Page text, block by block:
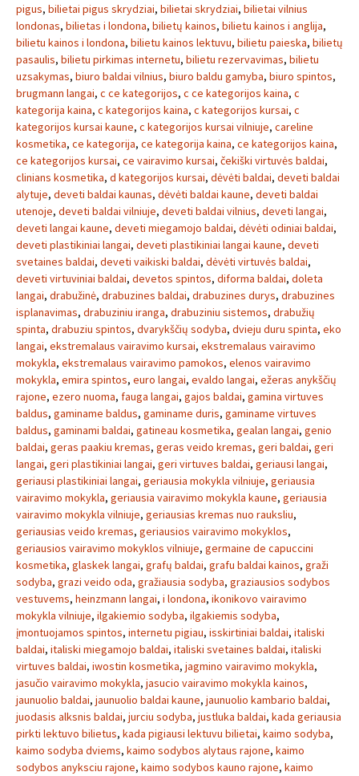
pigus, bilietai pigus skrydziai, bilietai skrydziai, bilietai vilnius
londonas, bilietas i londona, bilietų kainos, bilietu kainos i anglija,
bilietu kainos i londona, bilietu kainos lektuvu, bilietu paieska, bilietų
pasaulis, bilietu pirkimas internetu, bilietu rezervavimas, bilietu
uzsakymas, biuro baldai vilnius, biuro baldu gamyba, biuro spintos,
brugmann langai, c ce kategorijos, c ce kategorijos kaina, c
kategorija kaina, c kategorijos kaina, c kategorijos kursai, c
kategorijos kursai kaune, c kategorijos kursai vilniuje, careline
kosmetika, ce kategorija, ce kategorija kaina, ce kategorijos kaina,
ce kategorijos kursai, ce vairavimo kursai, čekiški virtuvės baldai,
clinians kosmetika, d kategorijos kursai, dėvėti baldai, deveti baldai
alytuje, deveti baldai kaunas, dėvėti baldai kaune, deveti baldai
utenoje, deveti baldai vilniuje, deveti baldai vilnius, deveti langai,
deveti langai kaune, deveti miegamojo baldai, dėvėti odiniai baldai,
deveti plastikiniai langai, deveti plastikiniai langai kaune, deveti
svetaines baldai, deveti vaikiski baldai, dėvėti virtuvės baldai,
deveti virtuviniai baldai, devetos spintos, diforma baldai, doleta
langai, drabužinė, drabuzines baldai, drabuzines durys, drabuzines
isplanavimas, drabuziniu iranga, drabuziniu sistemos, drabužių
spinta, drabuziu spintos, dvarykščių sodyba, dvieju duru spinta, eko
langai, ekstremalaus vairavimo kursai, ekstremalaus vairavimo
mokykla, ekstremalaus vairavimo pamokos, elenos vairavimo
mokykla, emira spintos, euro langai, evaldo langai, ežeras anykščių
rajone, ezero nuoma, fauga langai, gajos baldai, gamina virtuves
baldus, gaminame baldus, gaminame duris, gaminame virtuves
baldus, gaminami baldai, gatineau kosmetika, gealan langai, genio
baldai, geras paakiu kremas, geras veido kremas, geri baldai, geri
langai, geri plastikiniai langai, geri virtuves baldai, geriausi langai,
geriausi plastikiniai langai, geriausia mokykla vilniuje, geriausia
vairavimo mokykla, geriausia vairavimo mokykla kaune, geriausia
vairavimo mokykla vilniuje, geriausias kremas nuo rauksliu,
geriausias veido kremas, geriausios vairavimo mokyklos,
geriausios vairavimo mokyklos vilniuje, germaine de capuccini
kosmetika, glaskek langai, grafų baldai, grafu baldai kainos, graži
sodyba, grazi veido oda, gražiausia sodyba, graziausios sodybos
vestuvems, heinzmann langai, i londona, ikonikovo vairavimo
mokykla vilniuje, ilgakiemio sodyba, ilgakiemis sodyba,
įmontuojamos spintos, internetu pigiau, isskirtiniai baldai, italiski
baldai, italiski miegamojo baldai, italiski svetaines baldai, italiski
virtuves baldai, iwostin kosmetika, jagmino vairavimo mokykla,
jasučio vairavimo mokykla, jasucio vairavimo mokykla kainos,
jaunuolio baldai, jaunuolio baldai kaune, jaunuolio kambario baldai,
juodasis alksnis baldai, jurciu sodyba, justluka baldai, kada geriausia
pirkti lektuvo bilietus, kada pigiausi lektuvu bilietai, kaimo sodyba,
kaimo sodyba dviems, kaimo sodybos alytaus rajone, kaimo
sodybos anyksciu rajone, kaimo sodybos kauno rajone, kaimo